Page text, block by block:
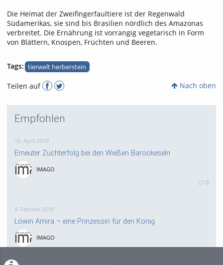
Die Heimat der Zweifingerfaultiere ist der Regenwald
Südamerikas, sie sind bis Brasilien nördlich des Amazonas
verbreitet. Die Ernährung ist vorrangig vegetarisch in Form
von Blättern, Knospen, Früchten und Beeren.
Tags: tierwelt herberstein
Teilen auf Nach oben
Empfohlen
15. April 2019
Erneuter Zuchterfolg bei den Weißen Barockeseln
IMAGO
0
8. Februar 2018
Löwin Amira – eine Prinzessin für den König
IMAGO